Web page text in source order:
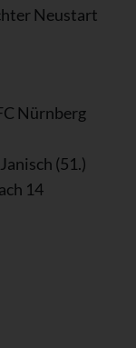
Neustart
Nürnberg
(51.)
14